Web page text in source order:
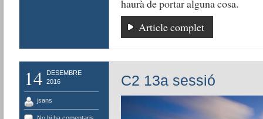
haurà de portar alguna cosa.
Article complet
14
DESEMBRE
2016
jsans
C2 13a sessió